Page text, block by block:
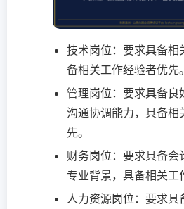
技术岗位：要求具备相
备相关工作经验者优先。
管理岗位：要求具备良
沟通协调能力，具备相
先。
财务岗位：要求具备会
专业背景，具备相关工
人力资源岗位：要求具